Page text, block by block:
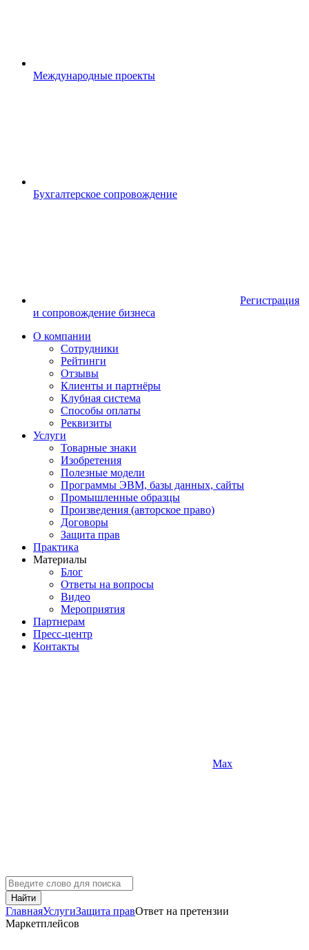
Международные проекты
Бухгалтерское сопровождение
Регистрация
и сопровождение бизнеса
О компании
Сотрудники
Рейтинги
Отзывы
Клиенты и партнёры
Клубная система
Способы оплаты
Реквизиты
Услуги
Товарные знаки
Изобретения
Полезные модели
Программы ЭВМ, базы данных, сайты
Промышленные образцы
Произведения (авторское право)
Договоры
Защита прав
Практика
Материалы
Блог
Ответы на вопросы
Видео
Мероприятия
Партнерам
Пресс-центр
Контакты
Max
Найти
ГлавнаяУслугиЗащита правОтвет на претензии
Маркетплейсов